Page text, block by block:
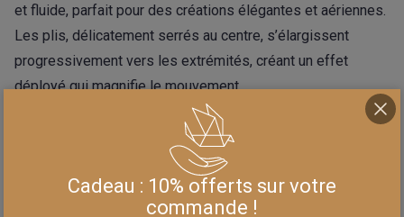
et fluide, parfait pour des créations élégantes et aériennes.
Les plis, délicatement serrés au centre, s’élargissent
progressivement vers les extrémités, créant un effet
déployé qui magnifie le mouvement.
Le rayon de la partie plissée mesure environ 137 cm,
offrant une belle amplitude. Ce plissé est vendu par
panneau complet de 2,75 m, ou par multiples de cette
longueur.Cadeau : 10% offerts sur votre
commande !